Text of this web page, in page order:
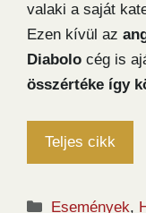
valaki a saját
Ezen kívül az
Diabolo cég is
összértéke így
Teljes cikk
Kategória
Események,